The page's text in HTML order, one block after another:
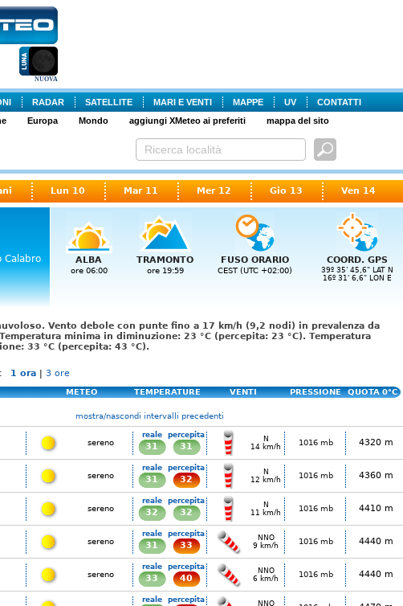
NUOVA
RADAR SATELLITE MARI E VENTI MAPPE UV
CONTATTI
Europa Mondo aggiungi XMeteo ai preferiti mappa del sito
Lun 10 Mar 11 Mer 12 Gio 13 Ven 14
Calabro
ALBA
ore 06:00
TRAMONTO
ore 19:59
FUSO ORARIO
CEST (UTC +02:00)
COORD. GPS
39º 35' 45,6" LAT N
16º 31' 6,6" LON E
Vento debole con punte fino a 17 km/h (9,2 nodi) in prevalenza da
minima in diminuzione: 23 °C (percepita: 23 °C). Temperatura
33 °C (percepita: 43 °C).
1 ora | 3 ore
METEO TEMPERATURE VENTI PRESSIONE QUOTA 0°C
mostra/nascondi intervalli precedenti
sereno
reale
31
percepita
31
N
14 km/h
1016 mb 4320 m
sereno
reale
31
percepita
32
N
12 km/h
1016 mb 4360 m
sereno
reale
32
percepita
32
N
11 km/h
1016 mb 4410 m
sereno
reale
31
percepita
33
NNO
9 km/h
1016 mb 4440 m
sereno
reale
33
percepita
40
NNO
6 km/h
1016 mb 4440 m
reale percepita
NNO